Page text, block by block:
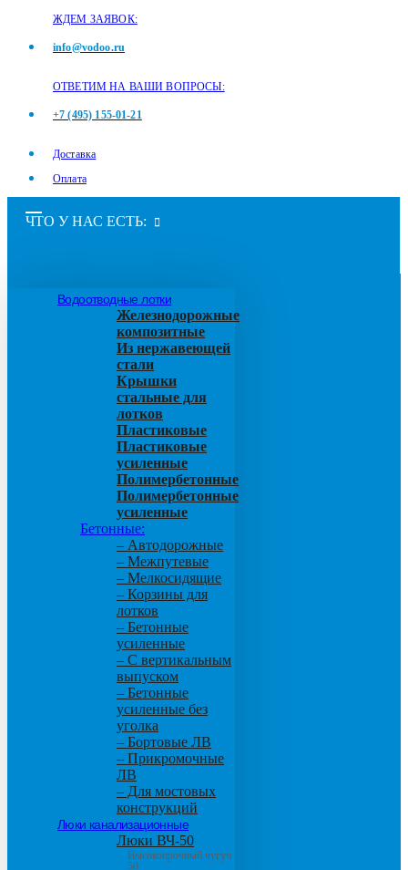
ЖДЕМ ЗАЯВОК:
info@vodoo.ru
ОТВЕТИМ НА ВАШИ ВОПРОСЫ:
+7 (495) 155-01-21
Доставка
Оплата
ЧТО У НАС ЕСТЬ:
Водоотводные лотки
Железнодорожные
композитные
Из нержавеющей
стали
Крышки
стальные для
лотков
Пластиковые
Пластиковые
усиленные
Полимербетонные
Полимербетонные
усиленные
Бетонные:
– Автодорожные
– Межпутевые
– Мелкосидящие
– Корзины для
лотков
– Бетонные
усиленные
– С вертикальным
выпуском
– Бетонные
усиленные без
уголка
– Бортовые ЛВ
– Прикромочные
ЛВ
– Для мостовых
конструкций
Люки канализационные
Люки ВЧ-50
Высокопрочный чугун
50